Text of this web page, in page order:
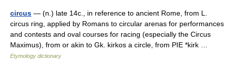
circus — (n.) late 14c., in reference to ancient Rome, from L.
circus ring, applied by Romans to circular arenas for performances
and contests and oval courses for racing (especially the Circus
Maximus), from or akin to Gk. kirkos a circle, from PIE *kirk …
Etymology dictionary